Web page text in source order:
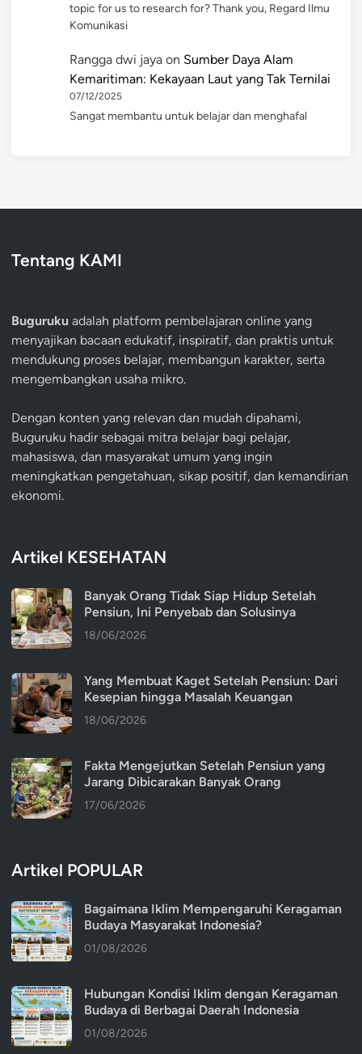
topic for us to research for? Thank you, Regard Ilmu
Komunikasi
Rangga dwi jaya on Sumber Daya Alam
Kemaritiman: Kekayaan Laut yang Tak Ternilai
07/12/2025
Sangat membantu untuk belajar dan menghafal
Tentang KAMI
Buguruku adalah platform pembelajaran online yang
menyajikan bacaan edukatif, inspiratif, dan praktis untuk
mendukung proses belajar, membangun karakter, serta
mengembangkan usaha mikro.
Dengan konten yang relevan dan mudah dipahami,
Buguruku hadir sebagai mitra belajar bagi pelajar,
mahasiswa, dan masyarakat umum yang ingin
meningkatkan pengetahuan, sikap positif, dan kemandirian
ekonomi.
Artikel KESEHATAN
Banyak Orang Tidak Siap Hidup Setelah
Pensiun, Ini Penyebab dan Solusinya
18/06/2026
Yang Membuat Kaget Setelah Pensiun: Dari
Kesepian hingga Masalah Keuangan
18/06/2026
Fakta Mengejutkan Setelah Pensiun yang
Jarang Dibicarakan Banyak Orang
17/06/2026
Artikel POPULAR
Bagaimana Iklim Mempengaruhi Keragaman
Budaya Masyarakat Indonesia?
01/08/2026
Hubungan Kondisi Iklim dengan Keragaman
Budaya di Berbagai Daerah Indonesia
01/08/2026